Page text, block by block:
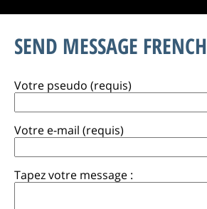
SEND MESSAGE FRENCH
Votre pseudo (requis)
Votre e-mail (requis)
Tapez votre message :